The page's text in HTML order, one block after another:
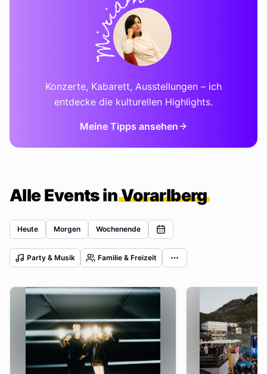
Konzerte, Kabarett, Ausstellungen – ich
entdecke die kulturellen Highlights.
Meine Tipps ansehen
Alle Events inVorarlberg
Heute Morgen Wochenende
Party & Musik Familie & Freizeit